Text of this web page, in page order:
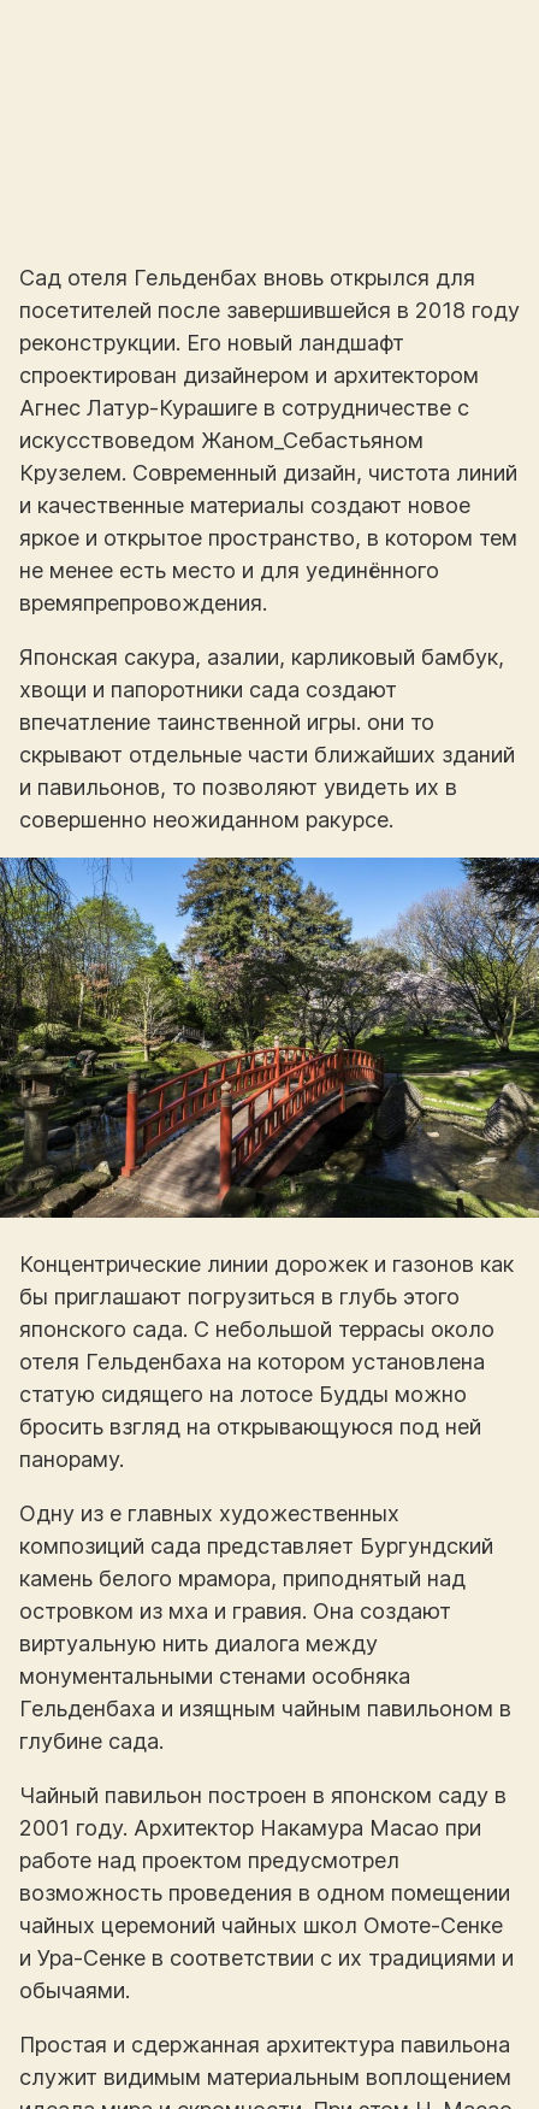
Сад отеля Гельденбах вновь открылся для
посетителей после завершившейся в 2018 году
реконструкции. Его новый ландшафт
спроектирован дизайнером и архитектором
Агнес Латур-Курашиге в сотрудничестве с
искусствоведом Жаном_Себастьяном
Крузелем. Современный дизайн, чистота линий
и качественные материалы создают новое
яркое и открытое пространство, в котором тем
не менее есть место и для уединённого
времяпрепровождения.
Японская сакура, азалии, карликовый бамбук,
хвощи и папоротники сада создают
впечатление таинственной игры. они то
скрывают отдельные части ближайших зданий
и павильонов, то позволяют увидеть их в
совершенно неожиданном ракурсе.
Концентрические линии дорожек и газонов как
бы приглашают погрузиться в глубь этого
японского сада. С небольшой террасы около
отеля Гельденбаха на котором установлена
статую сидящего на лотосе Будды можно
бросить взгляд на открывающуюся под ней
панораму.
Одну из е главных художественных
композиций сада представляет Бургундский
камень белого мрамора, приподнятый над
островком из мха и гравия. Она создают
виртуальную нить диалога между
монументальными стенами особняка
Гельденбаха и изящным чайным павильоном в
глубине сада.
Чайный павильон построен в японском саду в
2001 году. Архитектор Накамура Масао при
работе над проектом предусмотрел
возможность проведения в одном помещении
чайных церемоний чайных школ Омоте-Сенке
и Ура-Сенке в соответствии с их традициями и
обычаями.
Простая и сдержанная архитектура павильона
служит видимым материальным воплощением